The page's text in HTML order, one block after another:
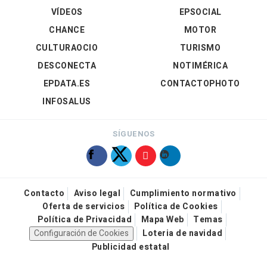
VÍDEOS
EPSOCIAL
CHANCE
CULTURAOCIO
DESCONECTA
EPDATA.ES
INFOSALUS
MOTOR
TURISMO
NOTIMÉRICA
CONTACTOPHOTO
SÍGUENOS
Contacto Aviso legal
Cumplimiento normativo
Oferta de servicios
Política de Cookies
Política de Privacidad
Mapa Web
Temas
Configuración de Cookies
Loteria de navidad
Publicidad estatal